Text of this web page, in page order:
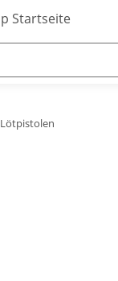
Lötpistolen